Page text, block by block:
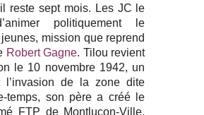
reste sept mois. Les JC le
politiquement le
mission que reprend
Robert Gagne. Tilou revient
le 10 novembre 1942, un
l’invasion de la zone dite
temps, son père a créé le
FTP de Montluçon-Ville.